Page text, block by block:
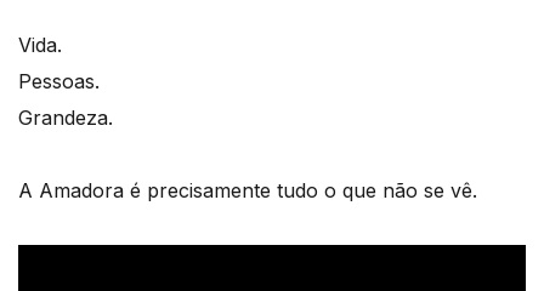
Vida.
Pessoas.
Grandeza.
A Amadora é precisamente tudo o que não se vê.